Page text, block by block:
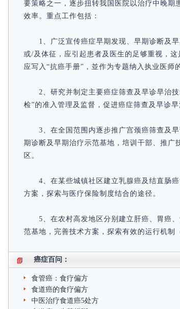
要策略之一，逐步扭转我国医院以治疗中晚期
效率。重点工作包括：
1、广泛宣传癌症早期发现、早期诊断及
或/及体征，应引起患者及医生的足够重视，
应写入“抗癌手册”，並作为专题纳入执业医师
2、研究并制定主要癌症筛查及早诊早治
检”的准入管理及监督，促进癌症筛查及早诊早
3、在全国范围内逐步推广宫颈癌筛查及
期诊断及早期治疗示范基地，培训干部、推广
区。
4、在某些城镇社区建立乳腺癌及结直肠
方案，探索与医疗保险制度结合的途径。
5、在农村高发地区分别建立肝癌、胃癌
范基地，完善技术方案，探索有效的运行机制
癌症百问：
食管癌：食疗偏方
食道癌的食疗偏方
中医治疗食道癌5处方